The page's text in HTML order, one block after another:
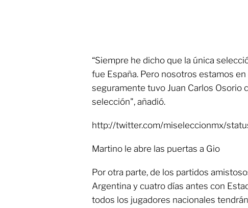
“Siempre he dicho que la única
fue España. Pero nosotros estamos
seguramente tuvo Juan Carlos Osorio
selección", añadió.
http://twitter.com/miseleccionmx/
Martino le abre las puertas a Gio
Por otra parte, de los partidos
Argentina y cuatro días antes con
todos los jugadores nacionales